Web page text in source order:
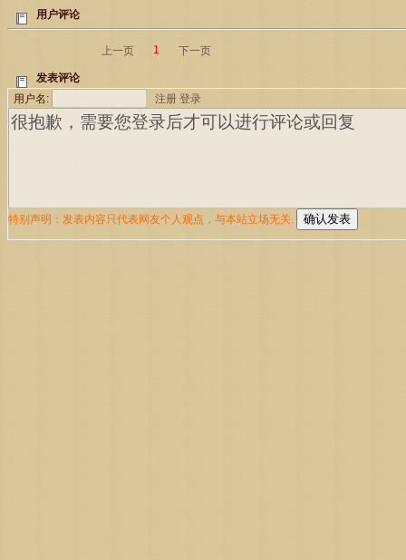
用户评论
上一页 1 下一页
发表评论
用户名:
注册 登录
特别声明：发表内容只代表网友个人观点，与本站立场无关.